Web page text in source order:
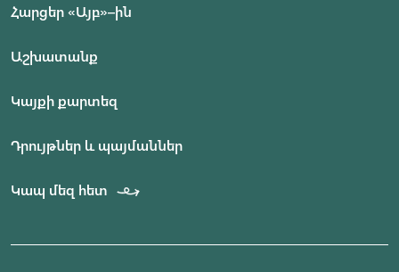
Հարցեր «Այբ»–ին
Աշխատանք
Կայքի քարտեզ
Դրույթներ և պայմաններ
Կապ մեզ հետ